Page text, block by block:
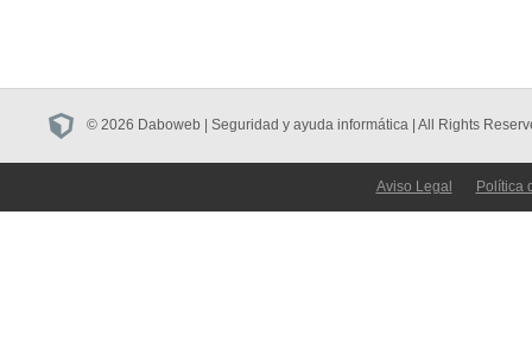
© 2026 Daboweb | Seguridad y ayuda informática | All Rights
Aviso Legal Política